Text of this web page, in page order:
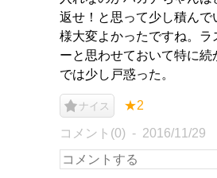
返せ！と思って少し積ん
様大変よかったですね。
ーと思わせておいて特に
では少し戸惑った。
ナイス ★2
コメント(0) 2016/11/29